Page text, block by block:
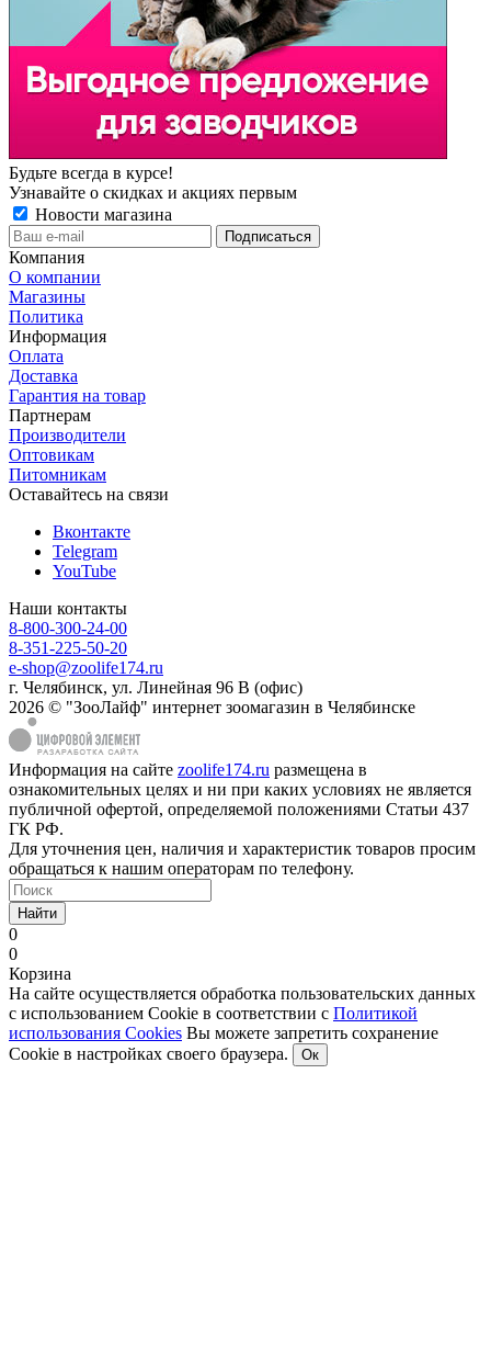
Будьте всегда в курсе!
Узнавайте о скидках и акциях первым
Новости магазина
Компания
О компании
Магазины
Политика
Информация
Оплата
Доставка
Гарантия на товар
Партнерам
Производители
Оптовикам
Питомникам
Оставайтесь на связи
Вконтакте
Telegram
YouTube
Наши контакты
8-800-300-24-00
8-351-225-50-20
e-shop@zoolife174.ru
г. Челябинск, ул. Линейная 96 В (офис)
2026 © "ЗооЛайф" интернет зоомагазин в Челябинске
Информация на сайте zoolife174.ru размещена в
ознакомительных целях и ни при каких условиях не является
публичной офертой, определяемой положениями Статьи 437
ГК РФ.
Для уточнения цен, наличия и характеристик товаров просим
обращаться к нашим операторам по телефону.
Найти
0
0
Корзина
На сайте осуществляется обработка пользовательских данных
с использованием Cookie в соответствии с Политикой
использования Cookies Вы можете запретить сохранение
Cookie в настройках своего браузера.
Ок